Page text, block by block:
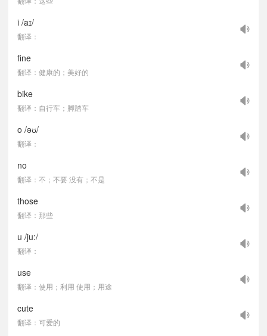
i /aɪ/
翻译：
fine
翻译：健康的；美好的
bike
翻译：自行车；脚踏车
o /əʊ/
翻译：
no
翻译：不；不要 没有；不是
those
翻译：那些
u /ju:/
翻译：
use
翻译：使用；利用 使用；用途
cute
翻译：可爱的